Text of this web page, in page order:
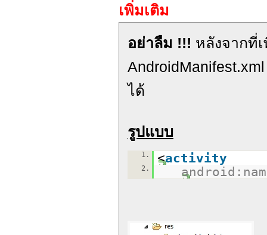
เพิ่มเติม
อย่าลืม !!! หลังจากที่
ได้
รูปแบบ
1. <activity
2.